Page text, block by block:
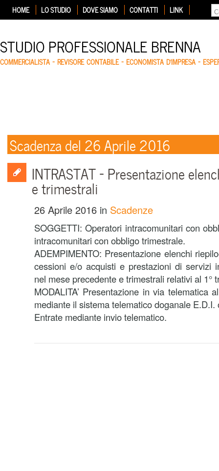
HOME LO STUDIO DOVE SIAMO CONTATTI LINK
STUDIO PROFESSIONALE BRENNA
COMMERCIALISTA – REVISORE CONTABILE – ECONOMISTA D'IMPRESA –
Scadenza del 26 Aprile 2016
INTRASTAT – Presentazione
e trimestrali
26 Aprile 2016 in Scadenze
SOGGETTI: Operatori intracomunitari con
intracomunitari con obbligo trimestrale.
ADEMPIMENTO: Presentazione elenchi
cessioni e/o acquisti e prestazioni di servizi
nel mese precedente e trimestrali relativi al 1°
MODALITA’ Presentazione in via telematica
mediante il sistema telematico doganale E.D.I.
Entrate mediante invio telematico.